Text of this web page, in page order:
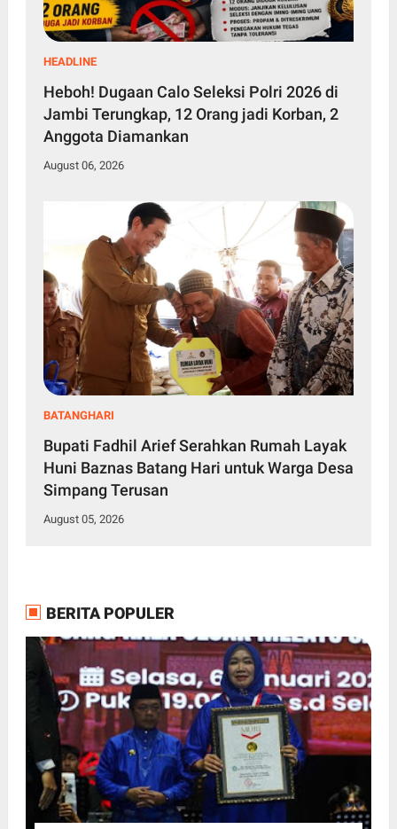
HEADLINE
Heboh! Dugaan Calo Seleksi Polri 2026 di
Jambi Terungkap, 12 Orang jadi Korban, 2
Anggota Diamankan
August 06, 2026
BATANGHARI
Bupati Fadhil Arief Serahkan Rumah Layak
Huni Baznas Batang Hari untuk Warga Desa
Simpang Terusan
August 05, 2026
BERITA POPULER